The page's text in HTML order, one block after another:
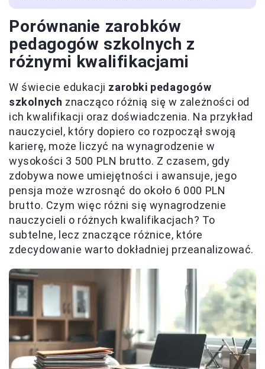
Porównanie zarobków
pedagogów szkolnych z
różnymi kwalifikacjami
W świecie edukacji zarobki pedagogów
szkolnych znacząco różnią się w zależności od
ich kwalifikacji oraz doświadczenia. Na przykład
nauczyciel, który dopiero co rozpoczął swoją
karierę, może liczyć na wynagrodzenie w
wysokości 3 500 PLN brutto. Z czasem, gdy
zdobywa nowe umiejętności i awansuje, jego
pensja może wzrosnąć do około 6 000 PLN
brutto. Czym więc różni się wynagrodzenie
nauczycieli o różnych kwalifikacjach? To
subtelne, lecz znaczące różnice, które
zdecydowanie warto dokładniej przeanalizować.